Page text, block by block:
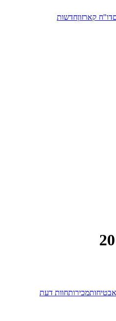
דו"ח קארזוןחדשות
בטיחותמכירותחוות דעת